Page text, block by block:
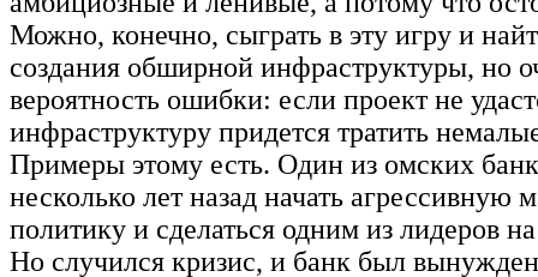
Можно, конечно, сыграть в эту игру и
создания обширной инфраструктуры, но
вероятность ошибки: если проект не
инфраструктуру придется тратить
Примеры этому есть. Один из омских
несколько лет назад начать агрессивную
политику и сделаться одним из лидеров
Но случился кризис, и банк был